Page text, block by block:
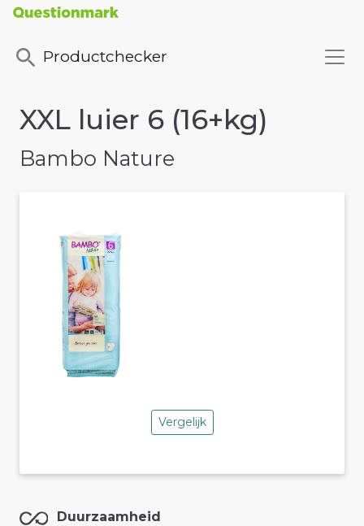
Productchecker
XXL luier 6 (16+kg)
Bambo Nature
Vergelijk
Duurzaamheid